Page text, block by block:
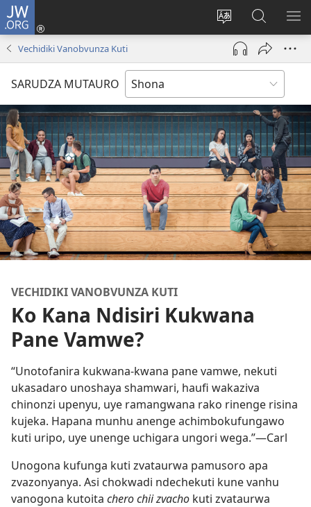
JW.ORG
Chinja
mutauro
Pinda
(opens
window)
Tsvaga
paJW.ORG
Vechidiki Vanobvunza Kuti
SARUDZA MUTAURO
VECHIDIKI VANOBVUNZA KUTI
Ko Kana Ndisiri Kukwana
Pane Vamwe?
“Unotofanira kukwana-kwana pane vamwe, nekuti
ukasadaro unoshaya shamwari, haufi wakaziva
chinonzi upenyu, uye ramangwana rako rinenge risina
kujeka. Hapana munhu anenge achimbokufungawo
kuti uripo, uye unenge uchigara ungori wega.”—Carl
Unogona kufunga kuti zvataurwa pamusoro apa
zvazonyanya. Asi chokwadi ndechekuti kune vanhu
vanogona kutoita chero chii zvacho kuti zvataurwa